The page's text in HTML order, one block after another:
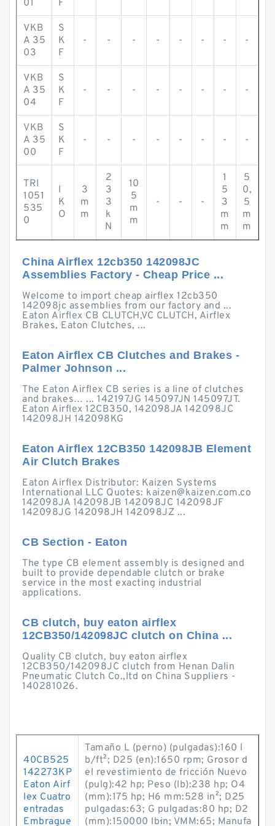
01
F
VKB
A 35
03
S
K
F
- - - - - - - -
VKB
A 35
04
S
K
F
- - - - - - - -
VKB
A 35
00
S
K
F
- - - - - - - -
TRI
1051
535
0
I
K
O
3
m
m
2
3
3
k
N
10
5
m
m
- - -
1
5
3
m
m
5
0,
5
m
m
China Airflex 12cb350 142098JC
Assemblies Factory - Cheap Price ...
Welcome to import cheap airflex 12cb350
142098jc assemblies from our factory and ...
Eaton Airflex CB CLUTCH,VC CLUTCH, Airflex
Brakes, Eaton Clutches, ...
Eaton Airflex CB Clutches and Brakes -
Palmer Johnson ...
The Eaton Airflex CB series is a line of clutches
and brakes… ... 142197JG 145097JN 145097JT.
Eaton Airflex 12CB350, 142098JA 142098JC
142098JH 142098KG
Eaton Airflex 12CB350 142098JB Element
Air Clutch Brakes
Eaton Airflex Distributor: Kaizen Systems
International LLC Quotes: kaizen@kaizen.com.co
142098JA 142098JB 142098JC 142098JF
142098JG 142098JH 142098JZ ...
CB Section - Eaton
The type CB element assembly is designed and
built to provide dependable clutch or brake
service in the most exacting industrial
applications.
CB clutch, buy eaton airflex
12CB350/142098JC clutch on China ...
Quality CB clutch, buy eaton airflex
12CB350/142098JC clutch from Henan Dalin
Pneumatic Clutch Co.,ltd on China Suppliers -
140281026.
40CB525
142273KP
Eaton Airf
lex Cuatro
entradas
Embrague
Tamaño L (perno) (pulgadas):160 l
b/ft²; D25 (en):1650 rpm; Grosor d
el revestimiento de fricción Nuevo
(pulg):42 hp; Peso (lb):238 hp; O4
(mm):175 hp; H6 mm:528 in²; D25
pulgadas:63; G pulgadas:80 hp; D2
(mm):150000 lb·in; VMM:65; Manufa